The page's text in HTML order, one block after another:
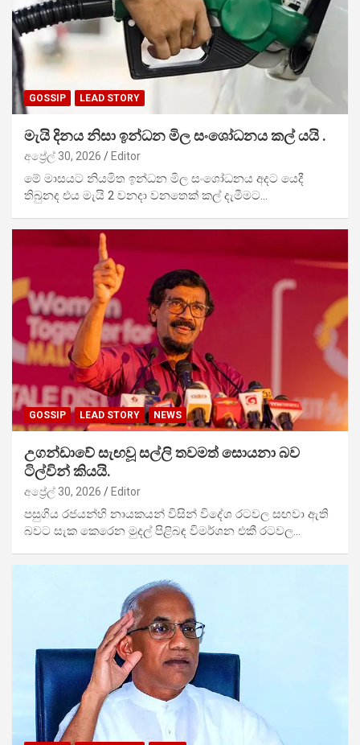
GOSSIP LEAD STORY
මැයි දිනය නිසා ඉන්ධන මිල සංශෝධනය කල් යයි .
අප්‍රේල් 30, 2026 Editor
මේ මාසයට නියමිත ඉන්ධන මිල සංශෝධනය අදට යෙදී
තිබුනද එය මැයි 2 වනදා වනතෙක් කල් දැමීමට…
GOSSIP LEAD STORY NEWS
උගන්ඩාවේ සැඟවූ සල්ලි තවමත් සොයනා බව
ටිල්වින් කියයි.
අප්‍රේල් 30, 2026 Editor
පසුගිය රජයන්හි නායකයන් විසින් විදේශ රටවල සඟවා ඇති
බවට සැක කෙරෙන මුදල් පිළිබඳ විමර්ශන එකී රටවල…